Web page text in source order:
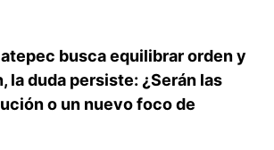
busca equilibrar orden y
la duda persiste: ¿Serán las
o un nuevo foco de